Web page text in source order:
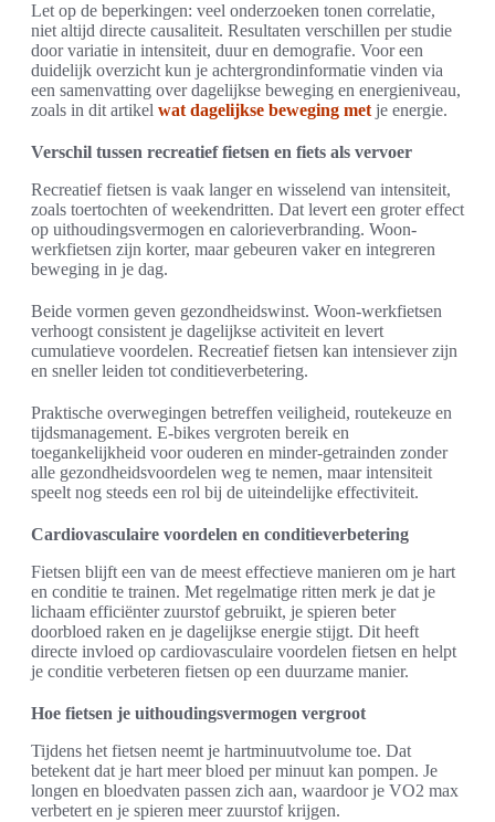
Let op de beperkingen: veel onderzoeken tonen correlatie,
niet altijd directe causaliteit. Resultaten verschillen per studie
door variatie in intensiteit, duur en demografie. Voor een
duidelijk overzicht kun je achtergrondinformatie vinden via
een samenvatting over dagelijkse beweging en energieniveau,
zoals in dit artikel wat dagelijkse beweging met je energie.
Verschil tussen recreatief fietsen en fiets als vervoer
Recreatief fietsen is vaak langer en wisselend van intensiteit,
zoals toertochten of weekendritten. Dat levert een groter effect
op uithoudingsvermogen en calorieverbranding. Woon-
werkfietsen zijn korter, maar gebeuren vaker en integreren
beweging in je dag.
Beide vormen geven gezondheidswinst. Woon-werkfietsen
verhoogt consistent je dagelijkse activiteit en levert
cumulatieve voordelen. Recreatief fietsen kan intensiever zijn
en sneller leiden tot conditieverbetering.
Praktische overwegingen betreffen veiligheid, routekeuze en
tijdsmanagement. E-bikes vergroten bereik en
toegankelijkheid voor ouderen en minder-getrainden zonder
alle gezondheidsvoordelen weg te nemen, maar intensiteit
speelt nog steeds een rol bij de uiteindelijke effectiviteit.
Cardiovasculaire voordelen en conditieverbetering
Fietsen blijft een van de meest effectieve manieren om je hart
en conditie te trainen. Met regelmatige ritten merk je dat je
lichaam efficiënter zuurstof gebruikt, je spieren beter
doorbloed raken en je dagelijkse energie stijgt. Dit heeft
directe invloed op cardiovasculaire voordelen fietsen en helpt
je conditie verbeteren fietsen op een duurzame manier.
Hoe fietsen je uithoudingsvermogen vergroot
Tijdens het fietsen neemt je hartminuutvolume toe. Dat
betekent dat je hart meer bloed per minuut kan pompen. Je
longen en bloedvaten passen zich aan, waardoor je VO2 max
verbetert en je spieren meer zuurstof krijgen.